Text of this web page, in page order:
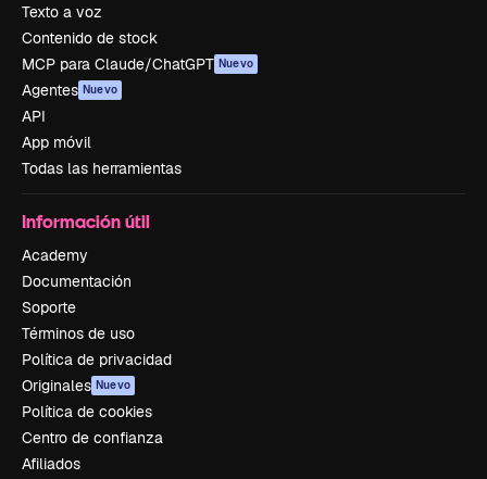
Texto a voz
Contenido de stock
MCP para Claude/ChatGPT Nuevo
Agentes Nuevo
API
App móvil
Todas las herramientas
Información útil
Academy
Documentación
Soporte
Términos de uso
Política de privacidad
Originales Nuevo
Política de cookies
Centro de confianza
Afiliados